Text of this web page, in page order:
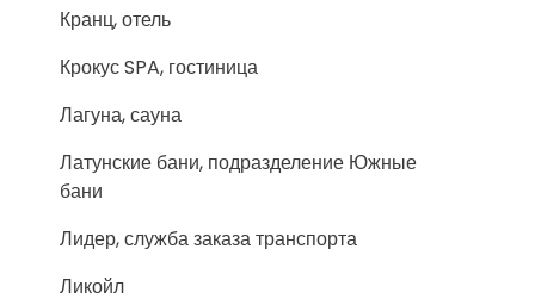
Кранц, отель
Крокус SPA, гостиница
Лагуна, сауна
Латунские бани, подразделение Южные
бани
Лидер, служба заказа транспорта
Ликойл